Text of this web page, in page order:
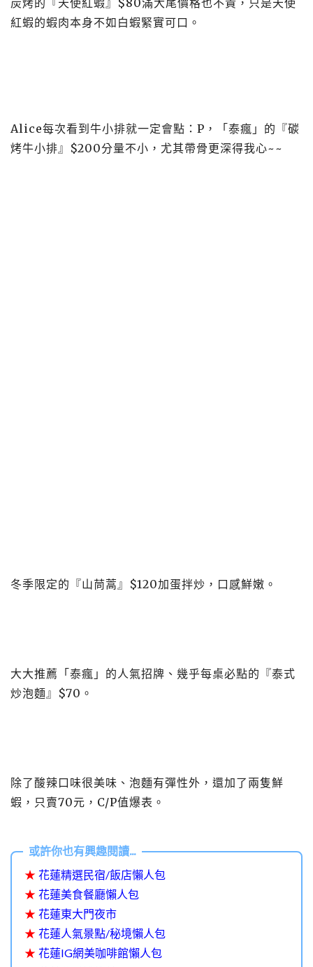
炭烤的『天使紅蝦』$80滿大尾價格也不貴，只是天使
紅蝦的蝦肉本身不如白蝦緊實可口。
Alice每次看到牛小排就一定會點：P，「泰瘋」的『碳
烤牛小排』$200分量不小，尤其帶骨更深得我心~~
冬季限定的『山茼蒿』$120加蛋拌炒，口感鮮嫩。
大大推薦「泰瘋」的人氣招牌、幾乎每桌必點的『泰式
炒泡麵』$70。
除了酸辣口味很美味、泡麵有彈性外，還加了兩隻鮮
蝦，只賣70元，C/P值爆表。
★ 花蓮精選民宿/飯店懶人包
★ 花蓮美食餐廳懶人包
★ 花蓮東大門夜市
★ 花蓮人氣景點/秘境懶人包
★ 花蓮IG網美咖啡館懶人包